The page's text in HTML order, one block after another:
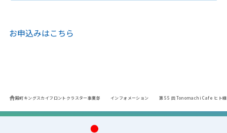
お申込みはこちら
殿町キングスカイフロントクラスター事業部 インフォメーション 第 55 回 Tonomachi Cafe ヒト細